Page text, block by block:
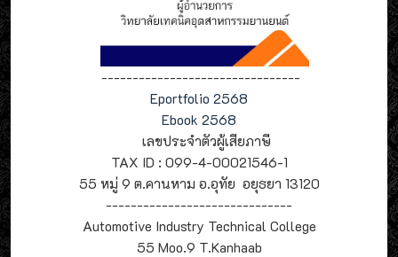
--------------------------------
Eportfolio 2568
Ebook 2568
เลขประจำตัวผู้เสียภาษี
TAX ID : 099-4-00021546-1
55 หมู่ 9 ต.คานหาม อ.อุทัย อยุธยา 13120
------------------------------
Automotive Industry Technical College
55 Moo.9 T.Kanhaab